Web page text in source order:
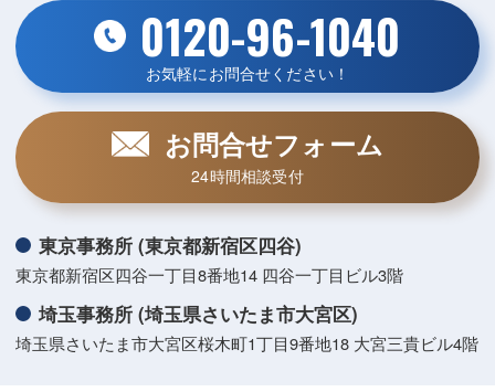
0120-96-1040
お気軽にお問合せください！
お問合せフォーム
24時間相談受付
東京事務所 (東京都新宿区四谷)
東京都新宿区四谷一丁目8番地14 四谷一丁目ビル3階
埼玉事務所 (埼玉県さいたま市大宮区)
埼玉県さいたま市大宮区桜木町1丁目9番地18 大宮三貴ビル4階